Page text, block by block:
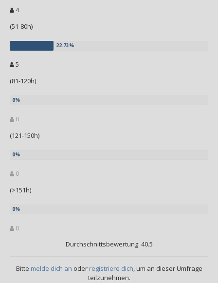
4
(51-80h)
5
(81-120h)
0
(121-150h)
0
(>151h)
0
Durchschnittsbewertung: 40.5
Bitte melde dich an oder registriere dich, um an dieser Umfrage
teilzunehmen.